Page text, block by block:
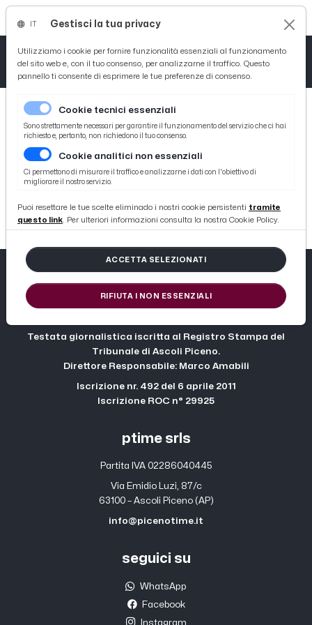
404
Testata giornalistica iscritta al Registro Stampa del
Tribunale di Ascoli Piceno.
Direttore Responsabile: Marco Amabili
Iscrizione nr. 492 del 6 aprile 2011
Iscrizione ROC n° 29925
ptime srls
Partita IVA 02286040445
Via Emidio Luzi, 87/c
63100 – Ascoli Piceno (AP)
info@picenotime.it
seguici su
WhatsApp
Facebook
Instagram
Gestisci la tua privacy
Utilizziamo i cookie per fornire funzionalità essenziali al funzionamento
del sito web e, con il tuo consenso, per analizzarne il traffico. Questo
pannello ti consente di esprimere le tue preferenze di consenso.
Cookie tecnici essenziali
Sono strettamente necessari per garantire il funzionamento del servizio che ci hai
richiesto e, pertanto, non richiedono il tuo consenso.
Cookie analitici non essenziali
Ci permettono di misurare il traffico e analizzarne i dati con l'obiettivo di
migliorare il nostro servizio.
Puoi resettare le tue scelte eliminado i nostri cookie persistenti tramite
questo link. Per ulteriori informazioni consulta la nostra Cookie Policy.
ACCETTA SELEZIONATI
RIFIUTA I NON ESSENZIALI
Tutto News
Tutto Sport
Basket
Ciclismo
Tutto Curiosità